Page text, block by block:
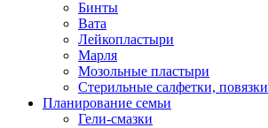
Бинты
Вата
Лейкопластыри
Марля
Мозольные пластыри
Стерильные салфетки, повязки
Планирование семьи
Гели-смазки